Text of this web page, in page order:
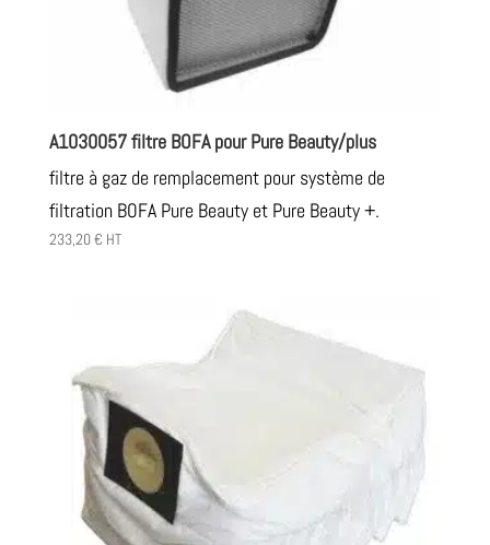
A1030057 filtre BOFA pour Pure Beauty/plus
filtre à gaz de remplacement pour système de
filtration BOFA Pure Beauty et Pure Beauty +.
233,20€ HT